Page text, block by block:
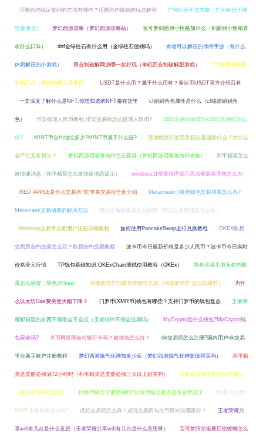
币圈合约稳定套利的方法有哪些？币圈合约最稳的玩法解密 广州租房干货攻略（广州租房子哪
里最便宜） 梦幻西游攻略（梦幻西游攻略站） 宝可梦剑盾胆小性格加什么（剑盾胆小性格喜
欢什么口味） dnf金绿柱石有什么用（金绿柱石值钱吗） 有啥可以解压的休闲手游（有什么
休闲解压的小游戏） 回合制破解网游哪一款好玩（单机回合制破解版游戏） 7个实用的视频
剪辑工具（视频剪辑工具推荐） USDT是什么币？属于什么币种？泰达币USDT官方介绍百科
一文深度了解什么是NFT,你想知道的NFT都在这里 cf娟娟角色属性是什么（cf端游娟娟角
色） 币安提现人民币教程,币安交易所怎么提现人民币? ZBG交易所靠谱吗?ZBG交易所怎么
样? MINT币合约地址多少?MINT币属于什么链? 流动性挖矿的无常损失是指的什么？为什么
会产生无常损失？ 梦幻西游召唤兽内丹怎么获得（梦幻西游召唤兽内丹攻略） 和平精英怎么
改快捷消息（和平精英怎么改快捷消息提示） windows11安装程序提示无法安装程序包怎么办
RED APPLE是什么交易所?红苹果交易所全面介绍 Metamask小狐狸钱包交易堵塞怎么办?
Metamask交易堵塞的解决方法 明日之后玫瑰花怎么获得（明日之后玫瑰花怎么搞）
bitstamp交易平台新用户注册详细教程 如何使用PancakeSwap进行兑换教程 OKEX欧易
交易所合约交易怎么玩？欧易合约交易教程 波卡币今日最新价格是多少人民币？波卡币今日实时
价格美元行情 TP钱包基础知识:OKExChain测试使用教程（OKEx） 黑色沙漠手游无名的鹅
蛋怎么获得（黑色沙漠eu） 消逝的光芒扔爆竹按键怎么改（消逝的光芒 怎么扔爆竹） 为什
么以太坊Gas费突然大幅下降？ 门罗币(XMR币)钱包有哪些？支持门罗币的钱包盘点 王者荣
耀邮箱里的东西不领取会不会没（王者邮件不领会过期吗） MyCrypto是什么钱包?MyCrypto钱
包安全吗? 火币网提现会封银行卡吗？被冻结怎么办？ ok交易所怎么注册?国内用户ok交易
平台新手账户注册教程 梦幻西游炼气化神加多少蓝（梦幻西游炼气化神套值得买吗） 和平精
英送皮肤必须满72小时吗（和平精英送皮肤必须三天以上好友吗） 手机版攻城类的游戏有哪些
（手机攻城单机游戏） 比特币爆仓了要赔钱吗?比特币爆仓是不是本金都没了 INJ是什么币?
INJ币未来前景怎么样? 虎符交易所怎么样？虎符交易所与火币网对比哪家好？ 王者荣耀共
享wifi有几台是什么意思（王者荣耀共享wifi有几台是什么意思呀） 宝可梦阿尔宙斯巨钳螳螂怎么